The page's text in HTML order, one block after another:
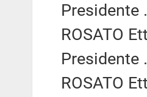
Presidente
ROSATO
Presidente
ROSATO